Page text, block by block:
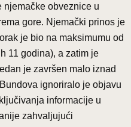
njemačke obveznice u
gore. Njemački prinos je
je bio na maksimumu od
11 godina), a zatim je
je završen malo iznad
ignoriralo je objavu
informacije u
zahvaljujući